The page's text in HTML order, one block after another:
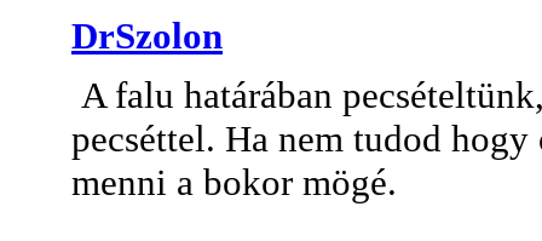
DrSzolon
A falu határában
pecséttel. Ha nem tudod
menni a bokor mögé.